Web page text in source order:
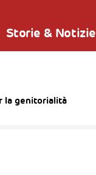
Storie & Notizie
la genitorialità